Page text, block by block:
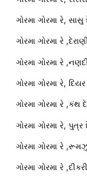
ગોરમા ગોરમા રે,
ગોરમા ગોરમા રે
ગોરમા ગોરમા રે
ગોરમા ગોરમા રે,
ગોરમા ગોરમા રે ,કંથ
ગોરમા ગોરમા રે, પુત્ર
ગોરમા ગોરમા રે
ગોરમા ગોરમા રે